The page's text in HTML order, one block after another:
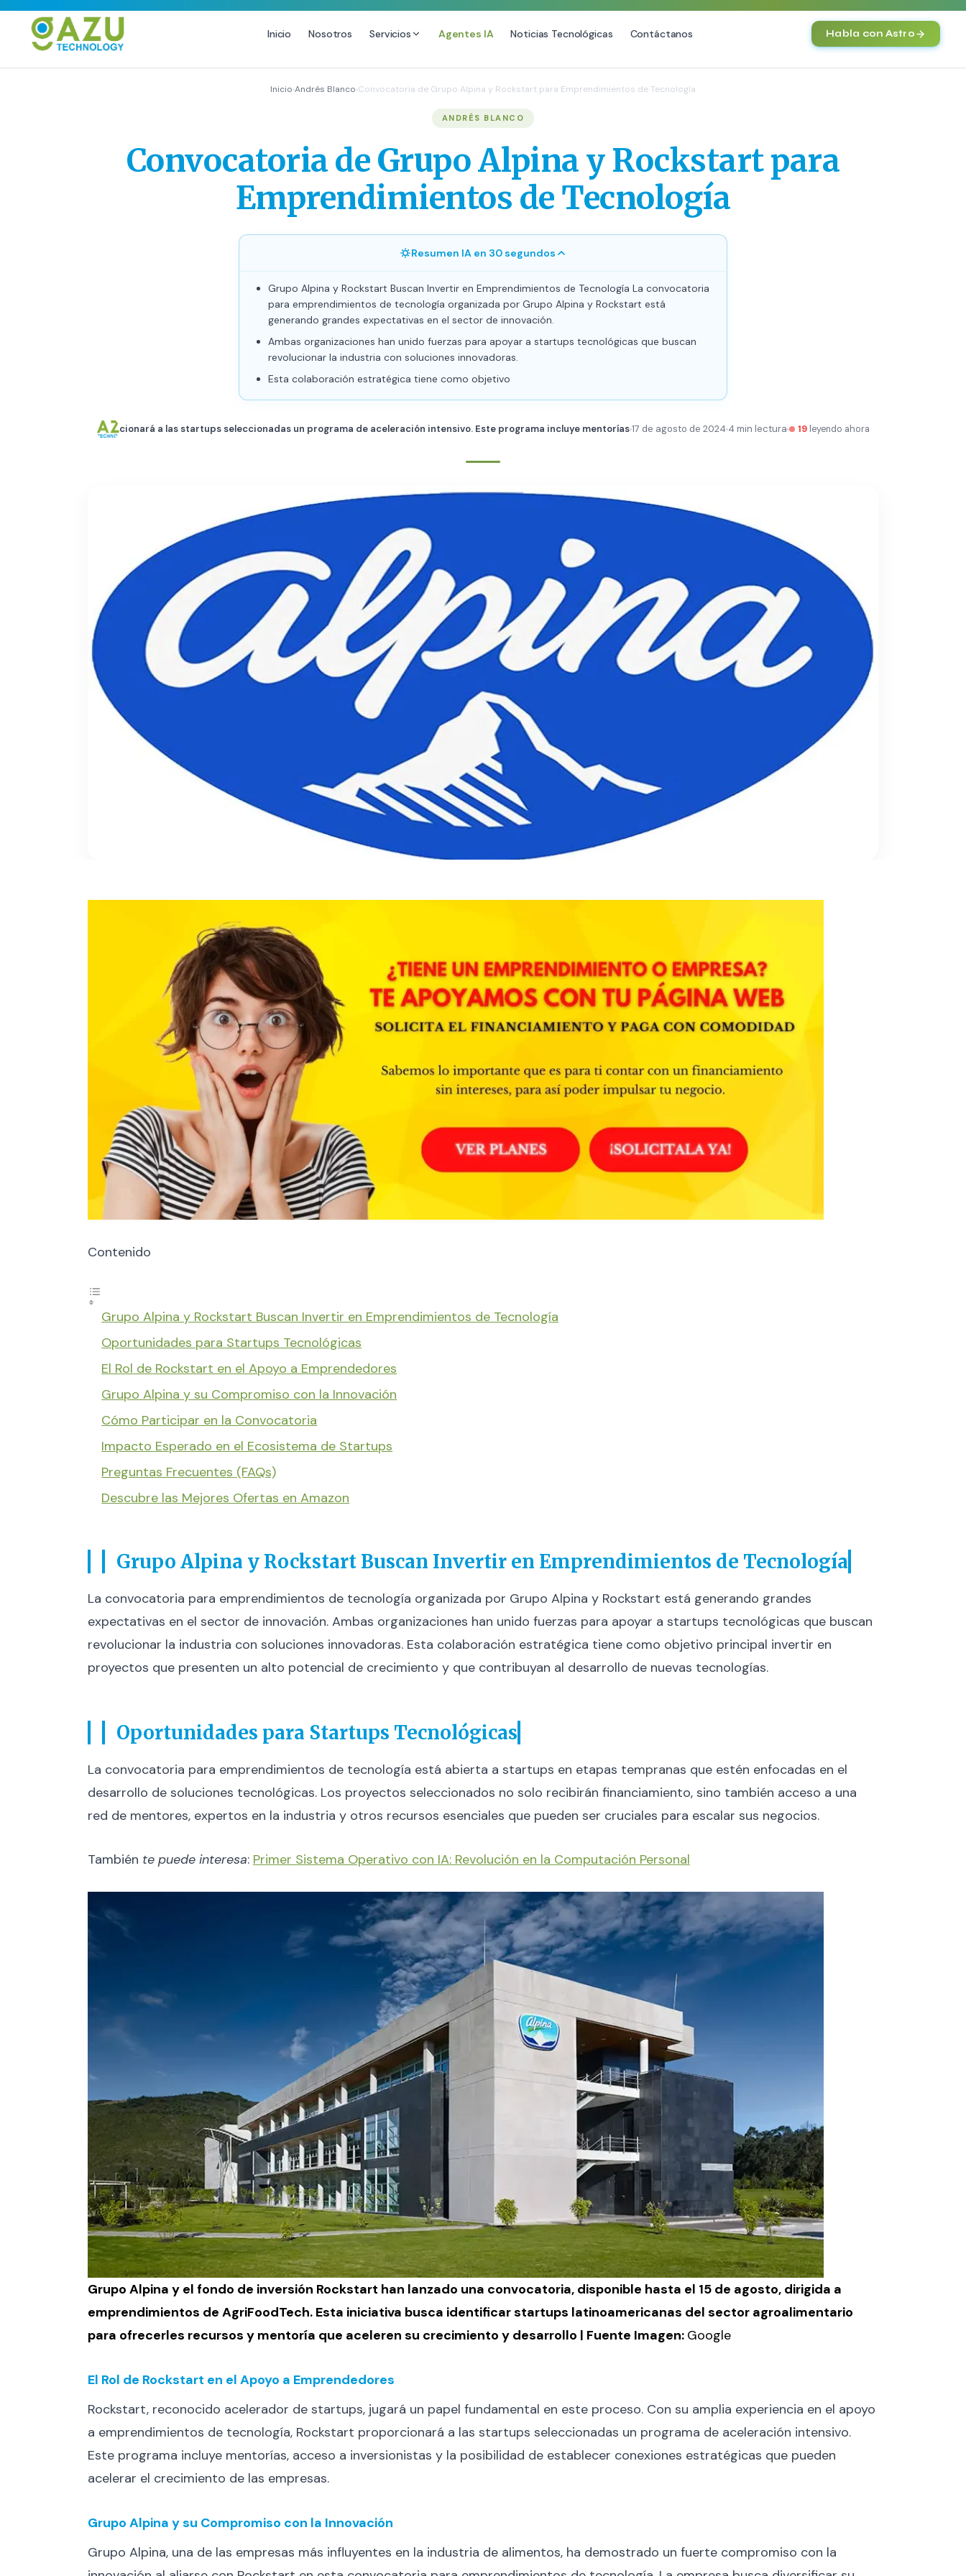
Inicio Nosotros Servicios Agentes IA Noticias Tecnológicas Contáctanos Habla con Astro
Diseño Web Premium
Consultoría SEO
SEO Local Avanzado
SEO para E-commerce
Link Building Premium
Chatbot Multicanal
Automatización Inteligente
E-commerce con IA
Inicio›Andrés Blanco›Convocatoria de Grupo Alpina y Rockstart para Emprendimientos de Tecnología
ANDRÉS BLANCO
Convocatoria de Grupo Alpina y Rockstart para
Emprendimientos de Tecnología
Resumen IA en 30 segundos
Grupo Alpina y Rockstart Buscan Invertir en Emprendimientos de Tecnología La convocatoria
para emprendimientos de tecnología organizada por Grupo Alpina y Rockstart está
generando grandes expectativas en el sector de innovación.
Ambas organizaciones han unido fuerzas para apoyar a startups tecnológicas que buscan
revolucionar la industria con soluciones innovadoras.
Esta colaboración estratégica tiene como objetivo
cionará a las startups seleccionadas un programa de aceleración intensivo. Este programa incluye mentorías17 de agosto de 2024 4 min lectura 19 leyendo ahora
Contenido
Grupo Alpina y Rockstart Buscan Invertir en Emprendimientos de Tecnología
Oportunidades para Startups Tecnológicas
El Rol de Rockstart en el Apoyo a Emprendedores
Grupo Alpina y su Compromiso con la Innovación
Cómo Participar en la Convocatoria
Impacto Esperado en el Ecosistema de Startups
Preguntas Frecuentes (FAQs)
Descubre las Mejores Ofertas en Amazon
Grupo Alpina y Rockstart Buscan Invertir en Emprendimientos de Tecnología
La convocatoria para emprendimientos de tecnología organizada por Grupo Alpina y Rockstart está generando grandes
expectativas en el sector de innovación. Ambas organizaciones han unido fuerzas para apoyar a startups tecnológicas que buscan
revolucionar la industria con soluciones innovadoras. Esta colaboración estratégica tiene como objetivo principal invertir en
proyectos que presenten un alto potencial de crecimiento y que contribuyan al desarrollo de nuevas tecnologías.
Oportunidades para Startups Tecnológicas
La convocatoria para emprendimientos de tecnología está abierta a startups en etapas tempranas que estén enfocadas en el
desarrollo de soluciones tecnológicas. Los proyectos seleccionados no solo recibirán financiamiento, sino también acceso a una
red de mentores, expertos en la industria y otros recursos esenciales que pueden ser cruciales para escalar sus negocios.
También te puede interesa: Primer Sistema Operativo con IA: Revolución en la Computación Personal
Grupo Alpina y el fondo de inversión Rockstart han lanzado una convocatoria, disponible hasta el 15 de agosto, dirigida a
emprendimientos de AgriFoodTech. Esta iniciativa busca identificar startups latinoamericanas del sector agroalimentario
para ofrecerles recursos y mentoría que aceleren su crecimiento y desarrollo | Fuente Imagen: Google
El Rol de Rockstart en el Apoyo a Emprendedores
Rockstart, reconocido acelerador de startups, jugará un papel fundamental en este proceso. Con su amplia experiencia en el apoyo
a emprendimientos de tecnología, Rockstart proporcionará a las startups seleccionadas un programa de aceleración intensivo.
Este programa incluye mentorías, acceso a inversionistas y la posibilidad de establecer conexiones estratégicas que pueden
acelerar el crecimiento de las empresas.
Grupo Alpina y su Compromiso con la Innovación
Grupo Alpina, una de las empresas más influyentes en la industria de alimentos, ha demostrado un fuerte compromiso con la